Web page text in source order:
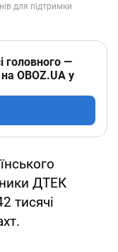
головного —
OBOZ.UA у
ДТЕК
тисячі